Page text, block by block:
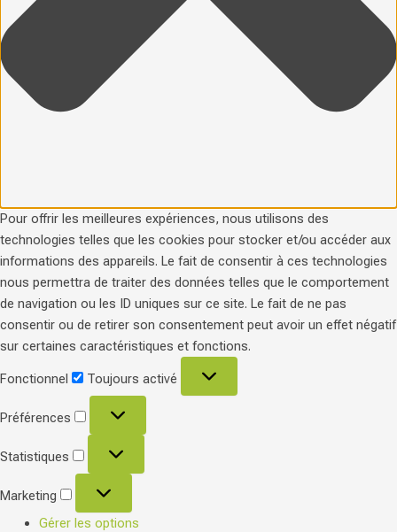
Pour offrir les meilleures expériences, nous utilisons des
technologies telles que les cookies pour stocker et/ou accéder aux
informations des appareils. Le fait de consentir à ces technologies
nous permettra de traiter des données telles que le comportement
de navigation ou les ID uniques sur ce site. Le fait de ne pas
consentir ou de retirer son consentement peut avoir un effet négatif
sur certaines caractéristiques et fonctions.
Fonctionnel Toujours activé
Préférences
Statistiques
Marketing
Gérer les options